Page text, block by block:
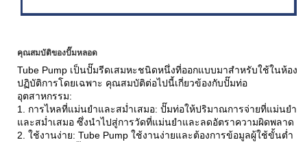
คุณสมบัติของปั๊มหลอด
Tube Pump เป็นปั๊มรีดเสมหะชนิดหนึ่งที่ออกแบบมาสำหรับใช้ในห้อง
ปฏิบัติการโดยเฉพาะ คุณสมบัติต่อไปนี้เกี่ยวข้องกับปั๊มท่อ
อุตสาหกรรม:
1. การไหลที่แม่นยำและสม่ำเสมอ: ปั๊มท่อให้ปริมาณการจ่ายที่แม่นยำ
และสม่ำเสมอ ซึ่งนำไปสู่การวัดที่แม่นยำและลดอัตราความผิดพลาด
2. ใช้งานง่าย: Tube Pump ใช้งานง่ายและต้องการข้อมูลผู้ใช้ขั้นต่ำ